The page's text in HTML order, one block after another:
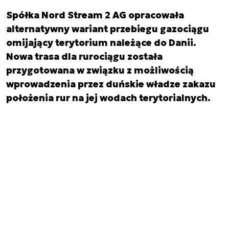
Spółka Nord Stream 2 AG opracowała
alternatywny wariant przebiegu gazociągu
omijający terytorium należące do Danii.
Nowa trasa dla rurociągu została
przygotowana w związku z możliwością
wprowadzenia przez duńskie władze zakazu
położenia rur na jej wodach terytorialnych.